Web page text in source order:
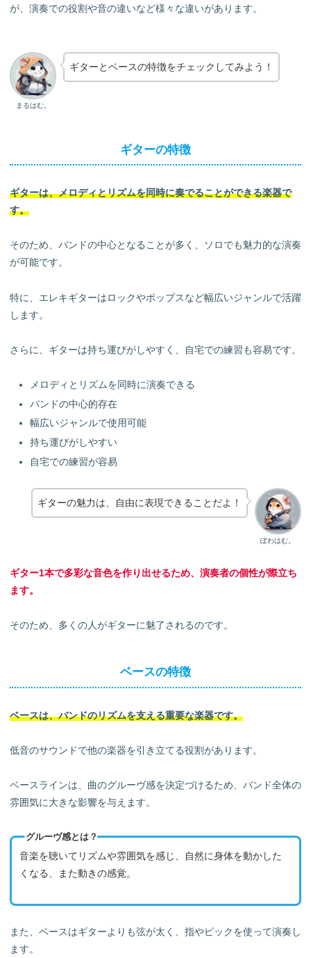
まとめ ギターとベースのどっちがモテる？魅力と特徴を
比較
が、演奏での役割や音の違いなど様々な違いがあります。
まるはむ。
ギターとベースの特徴をチェックしてみよう！
ギターの特徴
ギターは、メロディとリズムを同時に奏でることができる楽器で
す。
そのため、バンドの中心となることが多く、ソロでも魅力的な演奏
が可能です。
特に、エレキギターはロックやポップスなど幅広いジャンルで活躍
します。
さらに、ギターは持ち運びがしやすく、自宅での練習も容易です。
メロディとリズムを同時に演奏できる
バンドの中心的存在
幅広いジャンルで使用可能
持ち運びがしやすい
自宅での練習が容易
ぽわはむ。
ギターの魅力は、自由に表現できることだよ！
ギター1本で多彩な音色を作り出せるため、演奏者の個性が際立ち
ます。
そのため、多くの人がギターに魅了されるのです。
ベースの特徴
ベースは、バンドのリズムを支える重要な楽器です。
低音のサウンドで他の楽器を引き立てる役割があります。
ベースラインは、曲のグルーヴ感を決定づけるため、バンド全体の
雰囲気に大きな影響を与えます。
グルーヴ感とは？
音楽を聴いてリズムや雰囲気を感じ、自然に身体を動かした
くなる、また動きの感覚。
また、ベースはギターよりも弦が太く、指やピックを使って演奏し
ます。